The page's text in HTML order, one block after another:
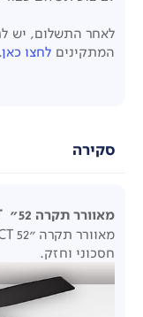
לאחר התשלום, יש
המתקיניםלחצו כאן.
סקירה
מאוורר תקרה 52"
חסכוני וחזק.